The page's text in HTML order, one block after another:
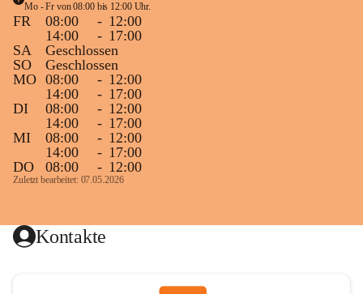
Mo - Fr von 08:00 bis 12:00 Uhr.
FR 08:00 - 12:00
14:00
- 17:00
SA
Geschlossen
SO
Geschlossen
MO 08:00 - 12:00
14:00
- 17:00
DI
08:00 - 12:00
14:00
- 17:00
MI
08:00 - 12:00
14:00
- 17:00
DO
08:00 - 12:00
Zuletzt bearbeitet: 07.05.2026
Kontakte